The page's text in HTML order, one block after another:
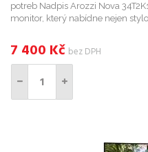
potreb Nadpis Arozzi Nova
monitor, který nabídne nejen
7 400 Kč bez DPH